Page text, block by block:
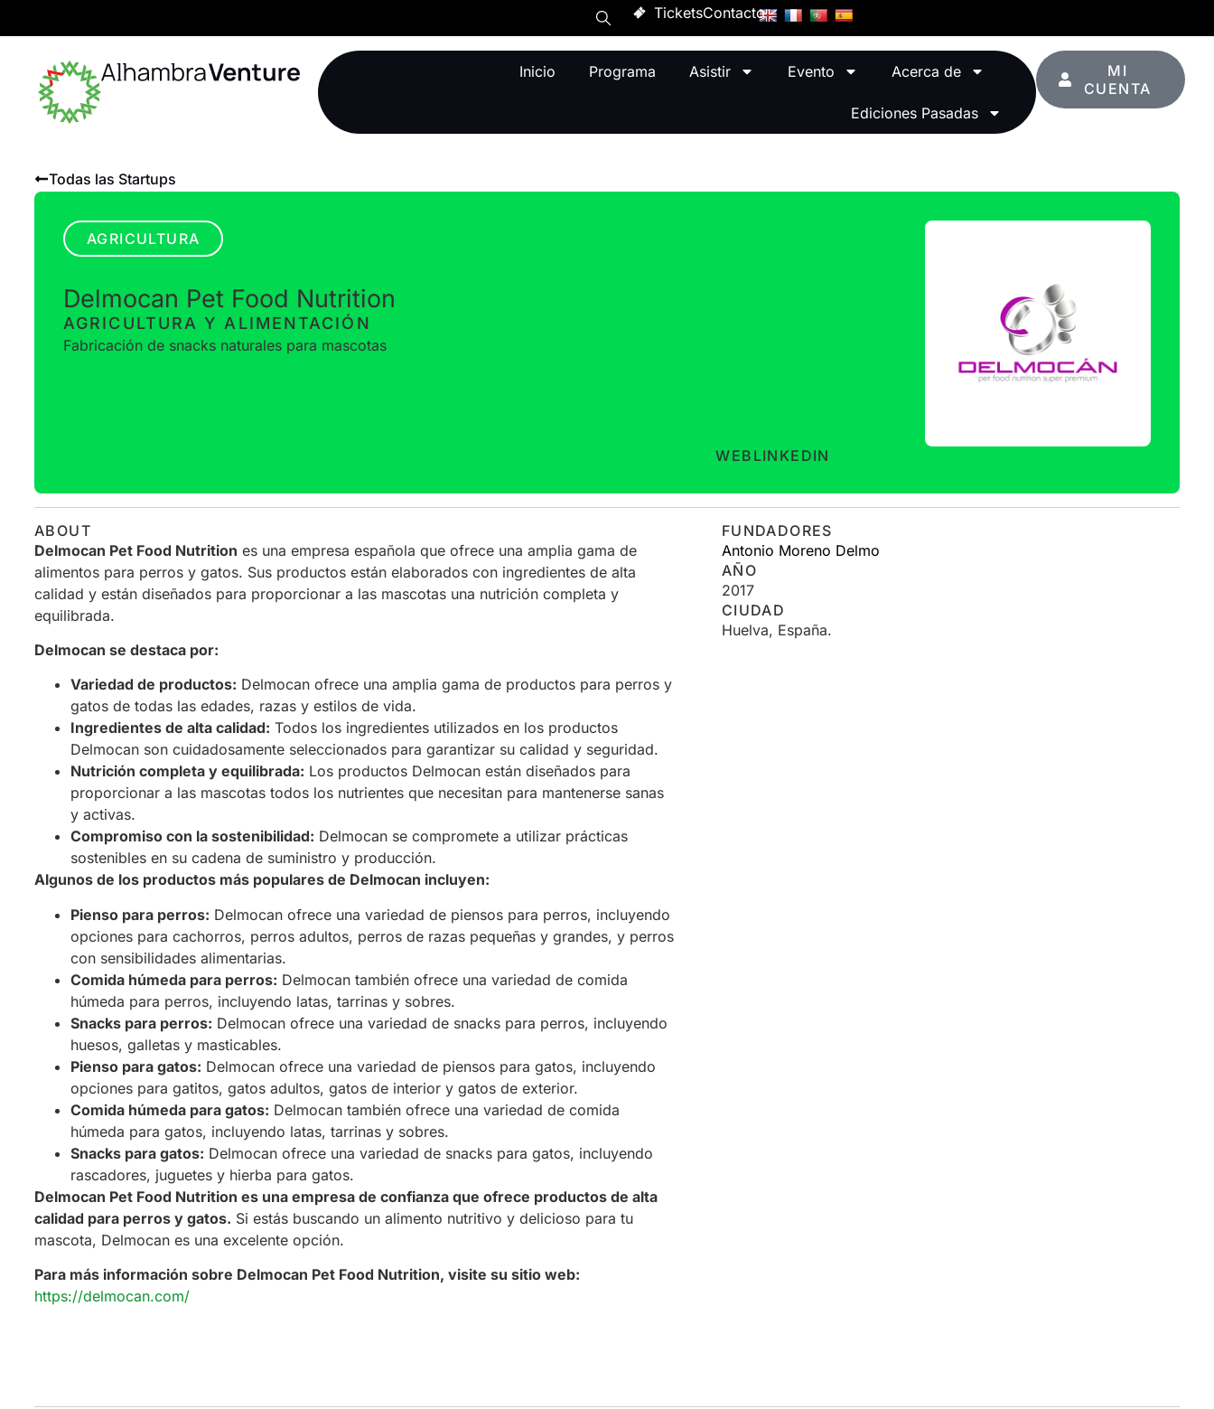
TicketsContacto
Inicio Programa Asistir Evento Acerca de
Ediciones Pasadas
MI
CUENTA
Todas las Startups
AGRICULTURA
Delmocan Pet Food Nutrition
AGRICULTURA Y ALIMENTACIÓN
Fabricación de snacks naturales para mascotas
WEB LINKEDIN
ABOUT
Delmocan Pet Food Nutrition es una empresa española que ofrece una amplia gama de
alimentos para perros y gatos. Sus productos están elaborados con ingredientes de alta
calidad y están diseñados para proporcionar a las mascotas una nutrición completa y
equilibrada.
Delmocan se destaca por:
Variedad de productos: Delmocan ofrece una amplia gama de productos para perros y
gatos de todas las edades, razas y estilos de vida.
Ingredientes de alta calidad: Todos los ingredientes utilizados en los productos
Delmocan son cuidadosamente seleccionados para garantizar su calidad y seguridad.
Nutrición completa y equilibrada: Los productos Delmocan están diseñados para
proporcionar a las mascotas todos los nutrientes que necesitan para mantenerse sanas
y activas.
Compromiso con la sostenibilidad: Delmocan se compromete a utilizar prácticas
sostenibles en su cadena de suministro y producción.
Algunos de los productos más populares de Delmocan incluyen:
Pienso para perros: Delmocan ofrece una variedad de piensos para perros, incluyendo
opciones para cachorros, perros adultos, perros de razas pequeñas y grandes, y perros
con sensibilidades alimentarias.
Comida húmeda para perros: Delmocan también ofrece una variedad de comida
húmeda para perros, incluyendo latas, tarrinas y sobres.
Snacks para perros: Delmocan ofrece una variedad de snacks para perros, incluyendo
huesos, galletas y masticables.
Pienso para gatos: Delmocan ofrece una variedad de piensos para gatos, incluyendo
opciones para gatitos, gatos adultos, gatos de interior y gatos de exterior.
Comida húmeda para gatos: Delmocan también ofrece una variedad de comida
húmeda para gatos, incluyendo latas, tarrinas y sobres.
Snacks para gatos: Delmocan ofrece una variedad de snacks para gatos, incluyendo
rascadores, juguetes y hierba para gatos.
Delmocan Pet Food Nutrition es una empresa de confianza que ofrece productos de alta
calidad para perros y gatos. Si estás buscando un alimento nutritivo y delicioso para tu
mascota, Delmocan es una excelente opción.
Para más información sobre Delmocan Pet Food Nutrition, visite su sitio web:
https://delmocan.com/
FUNDADORES
Antonio Moreno Delmo
AÑO
2017
CIUDAD
Huelva, España.